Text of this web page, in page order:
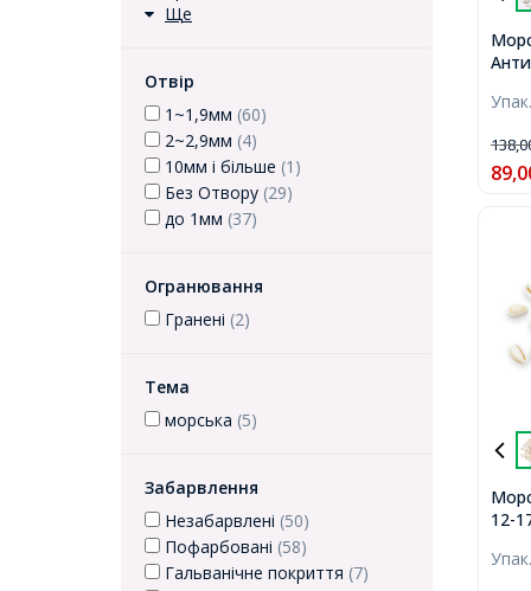
Ще
Отвір
1~1,9мм (60)
2~2,9мм (4)
10мм і більше (1)
Без Отвору (29)
до 1мм (37)
Огранювання
Гранені (2)
Тема
морська (5)
Забарвлення
Незабарвлені (50)
Пофарбовані (58)
Гальванічне покриття (7)
12-